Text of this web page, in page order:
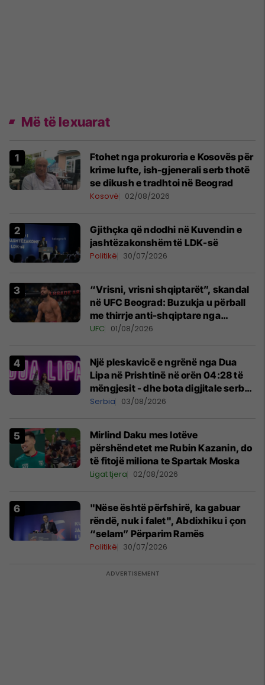
Më të lexuarat
Ftohet nga prokuroria e Kosovës për
krime lufte, ish-gjenerali serb thotë
se dikush e tradhtoi në Beograd
Kosovë 02/08/2026
Gjithçka që ndodhi në Kuvendin e
jashtëzakonshëm të LDK-së
Politikë 30/07/2026
“Vrisni, vrisni shqiptarët”, skandal
në UFC Beograd: Buzukja u përball
me thirrje anti-shqiptare nga
tribunat
UFC 01/08/2026
Një pleskavicë e ngrënë nga Dua
Lipa në Prishtinë në orën 04:28 të
mëngjesit - dhe bota digjitale serbe
shpall gjendjen e luftës
Serbia 03/08/2026
Mirlind Daku mes lotëve
përshëndetet me Rubin Kazanin, do
të fitojë miliona te Spartak Moska
Ligat tjera 02/08/2026
"Nëse është përfshirë, ka gabuar
rëndë, nuk i falet", Abdixhiku i çon
“selam” Përparim Ramës
Politikë 30/07/2026